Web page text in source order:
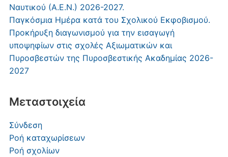
Ναυτικού (Α.Ε.Ν.) 2026-2027.
Παγκόσμια Ημέρα κατά του Σχολικού Εκφοβισμού.
Προκήρυξη διαγωνισμού για την εισαγωγή
υποψηφίων στις σχολές Αξιωματικών και
Πυροσβεστών της Πυροσβεστικής Ακαδημίας 2026-
2027
Μεταστοιχεία
Σύνδεση
Ροή καταχωρίσεων
Ροή σχολίων